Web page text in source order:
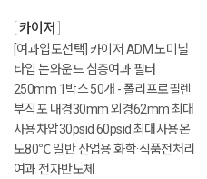
카이저
[여과입도선택] 카이저 ADM 노미널
타입 논와운드 심층여과 필터
250mm 1박스 50개 - 폴리프로필렌
부직포 내경30mm 외경62mm 최대
사용차압30psid 60psid 최대사용온
도80℃ 일반 산업용 화학·식품전처리
여과 전자반도체